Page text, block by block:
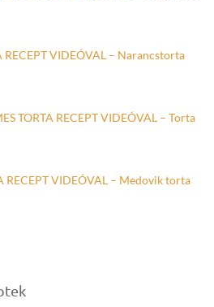
RECEPT VIDEÓVAL – Narancstorta
TORTA RECEPT VIDEÓVAL – Torta
RECEPT VIDEÓVAL – Medovik torta